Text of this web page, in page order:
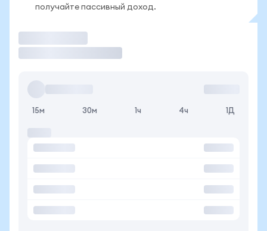
получайте пассивный доход.
15м 30м 1ч 4ч 1Д